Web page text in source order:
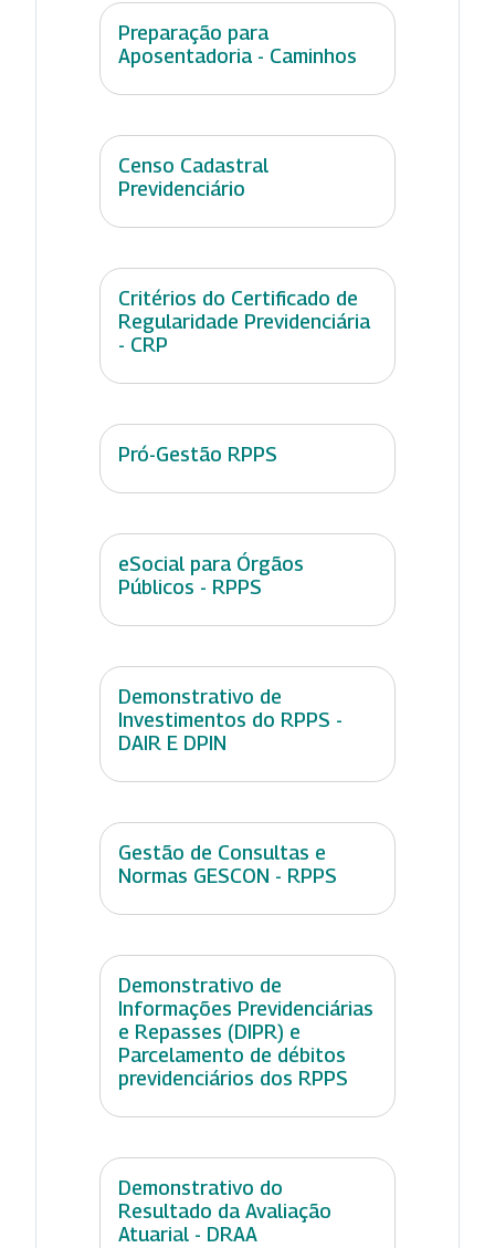
Preparação para
Aposentadoria - Caminhos
Censo Cadastral
Previdenciário
Critérios do Certificado de
Regularidade Previdenciária
- CRP
Pró-Gestão RPPS
eSocial para Órgãos
Públicos - RPPS
Demonstrativo de
Investimentos do RPPS -
DAIR E DPIN
Gestão de Consultas e
Normas GESCON - RPPS
Demonstrativo de
Informações Previdenciárias
e Repasses (DIPR) e
Parcelamento de débitos
previdenciários dos RPPS
Demonstrativo do
Resultado da Avaliação
Atuarial - DRAA